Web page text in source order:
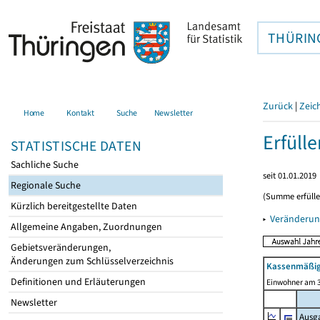
Home Kontakt Suche Newsletter
STATISTISCHE DATEN
Sachliche Suche
Regionale Suche
Kürzlich bereitgestellte Daten
Allgemeine Angaben, Zuordnungen
Gebietsveränderungen,
Änderungen zum Schlüsselverzeichnis
Definitionen und Erläuterungen
Newsletter
Zurück |
seit 01.01.2019
(Summe
▸
Einwohner am